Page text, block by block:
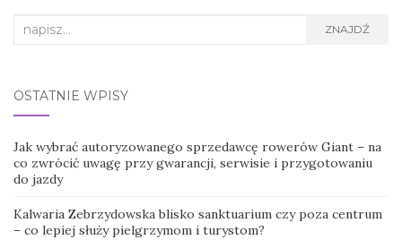
Search
ZNAJDŹ
OSTATNIE WPISY
Jak wybrać autoryzowanego sprzedawcę rowerów Giant – na
co zwrócić uwagę przy gwarancji, serwisie i przygotowaniu
do jazdy
Kalwaria Zebrzydowska blisko sanktuarium czy poza centrum
– co lepiej służy pielgrzymom i turystom?